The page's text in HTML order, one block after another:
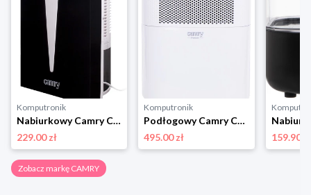
Komputronik
Nabiurkowy Camry CR 7903
229.00 zł
Komputronik
Podłogowy Camry CR 7851
495.00 zł
159.90 zł
Zobacz markę CAMRY